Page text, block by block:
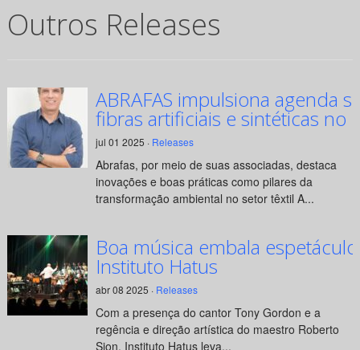
Outros Releases
ABRAFAS impulsiona agenda
fibras artificiais e sintéticas no
jul 01 2025 · Releases
Abrafas, por meio de suas associadas, destaca
inovações e boas práticas como pilares da
transformação ambiental no setor têxtil A...
Boa música embala
Instituto Hatus
abr 08 2025 · Releases
Com a presença do cantor Tony Gordon e a
regência e direção artística do maestro Roberto
Sion, Instituto Hatus leva...